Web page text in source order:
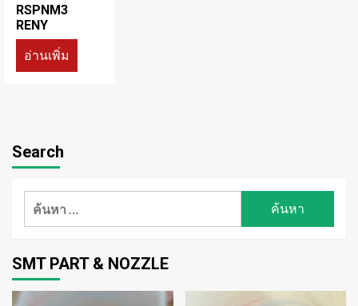
RSPNM3
RENY
อ่านเพิ่ม
Search
ค้นหา
SMT PART & NOZZLE